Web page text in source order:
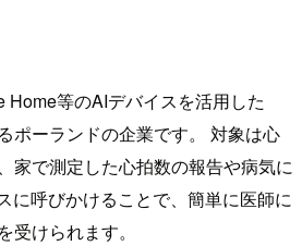
Home等のAIデバイスを活用した
ポーランドの企業です。 対象は心
家で測定した心拍数の報告や病気に
に呼びかけることで、簡単に医師に
受けられます。